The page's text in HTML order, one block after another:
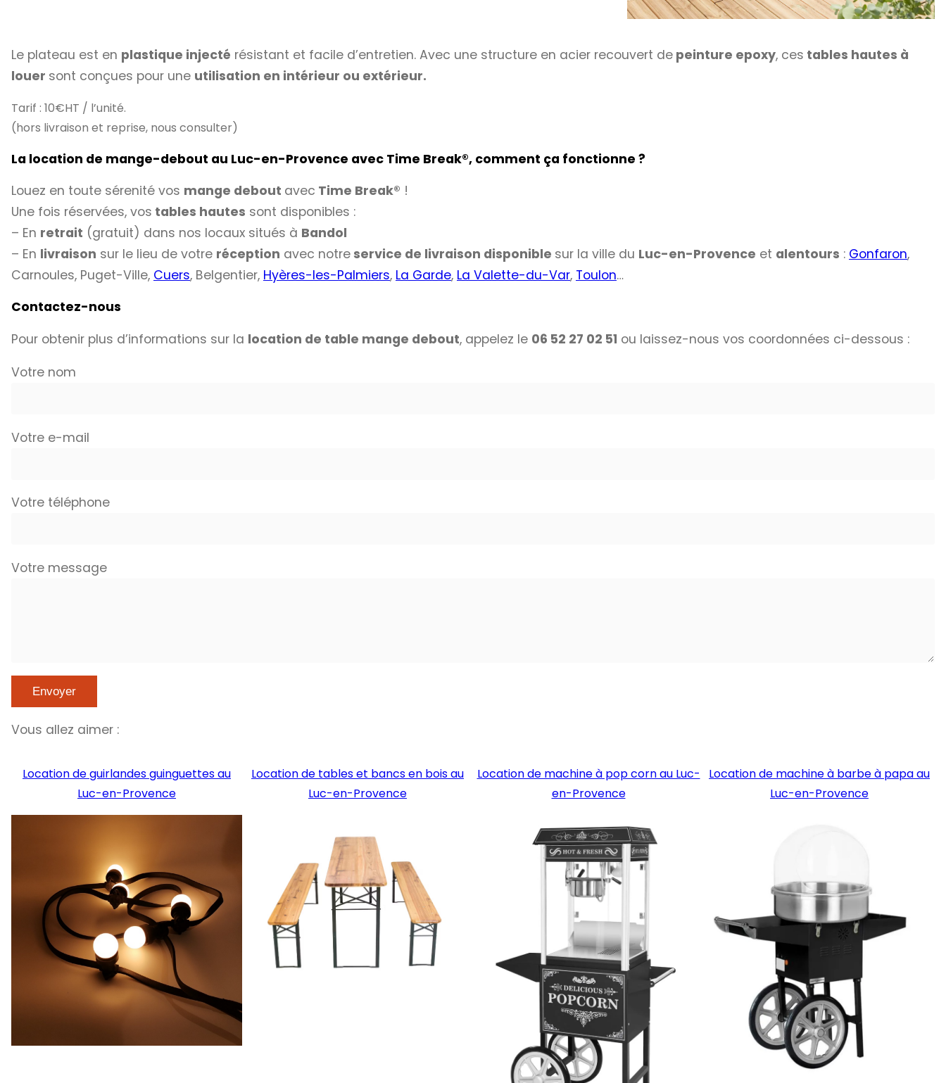
Le plateau est en plastique injecté résistant et facile d’entretien. Avec une structure en acier recouvert de peinture epoxy, ces tables hautes à
louer sont conçues pour une utilisation en intérieur ou extérieur.
Tarif : 10€HT / l’unité.
(hors livraison et reprise, nous consulter)
La location de mange-debout au Luc-en-Provence avec Time Break®, comment ça fonctionne ?
Louez en toute sérenité vos mange debout avec Time Break® !
Une fois réservées, vos tables hautes sont disponibles :
– En retrait (gratuit) dans nos locaux situés à Bandol
– En livraison sur le lieu de votre réception avec notre service de livraison disponible sur la ville du Luc-en-Provence et alentours : Gonfaron,
Carnoules, Puget-Ville, Cuers, Belgentier, Hyères-les-Palmiers, La Garde, La Valette-du-Var, Toulon…
Contactez-nous
Pour obtenir plus d’informations sur la location de table mange debout, appelez le 06 52 27 02 51 ou laissez-nous vos coordonnées ci-dessous :
Votre nom
Votre e-mail
Votre téléphone
Votre message
Vous allez aimer :
Location de guirlandes guinguettes au
Luc-en-Provence
Location de tables et bancs en bois au
Luc-en-Provence
Location de machine à pop corn au Luc-
en-Provence
Location de machine à barbe à papa au
Luc-en-Provence